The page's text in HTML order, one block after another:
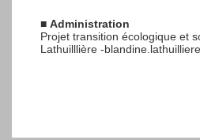
■ Administration
Projet transition écologique et
Lathuilllière -